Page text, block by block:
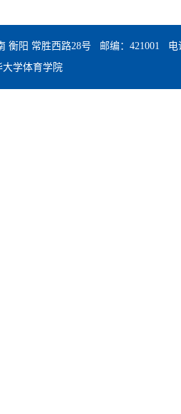
衡阳 常胜西路28号 邮编：421001 电
大学体育学院